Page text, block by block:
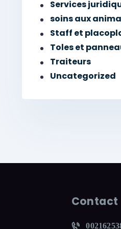
Services
soins aux
Staff et
Toles et
Traiteurs
Uncategorized
Contact